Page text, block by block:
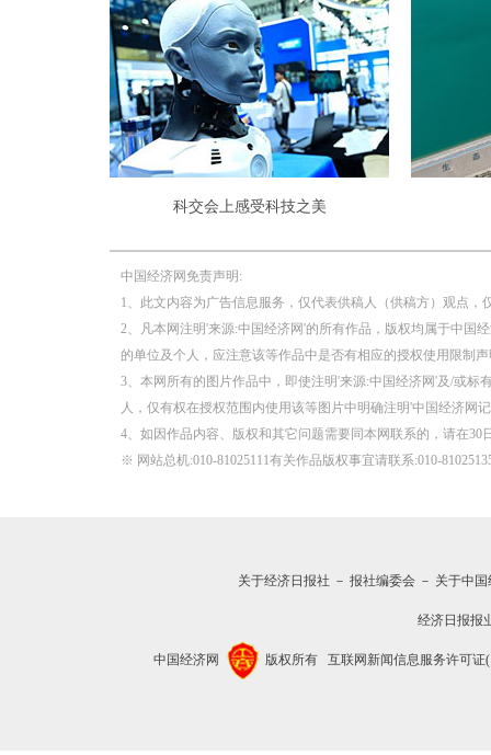
科交会上感受科技之美
中国经济网免责声明:
1、此文内容为广告信息服务，仅代表供稿人（供稿方）观点，
2、凡本网注明'来源:中国经济网'的所有作品，版权均属于中国
的单位及个人，应注意该等作品中是否有相应的授权使用限制
3、本网所有的图片作品中，即使注明'来源:中国经济网'及/或标
人，仅有权在授权范围内使用该等图片中明确注明'中国经济网
4、如因作品内容、版权和其它问题需要同本网联系的，请在30
※ 网站总机:010-81025111有关作品版权事宜请联系:010-
关于经济日报社 － 报社编委会 － 关于中
经济日报报
中国经济网 版权所有 互联网新闻信息服务许可证